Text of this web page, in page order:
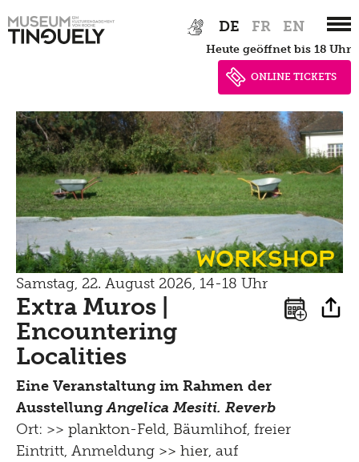
Hauptnavigation
to
DE FR EN
heute geöffnet bis 18 Uhr
ONLINE TICKETS
Workshop
Samstag, 22. August 2026, 14-18 Uhr
Extra Muros |
Encountering
Localities
Eine Veranstaltung im Rahmen der
AusstellungAngelica Mesiti. Reverb
Ort: >> plankton-Feld, Bäumlihof, freier
Eintritt, Anmeldung >> hier, auf